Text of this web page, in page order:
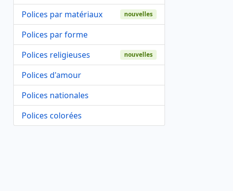
Polices par matériaux
nouvelles
Polices par forme
Polices religieuses
nouvelles
Polices d'amour
Polices nationales
Polices colorées